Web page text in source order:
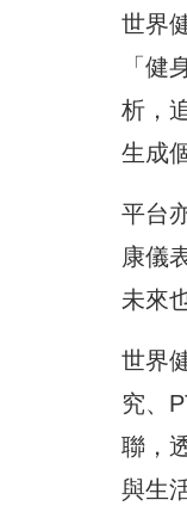
世界
「健
析，
生成
平台
康儀
未來
世界
究、
聯，
與生